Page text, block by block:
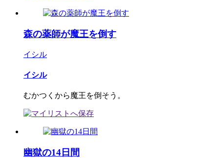
森の薬師が魔王を倒す
イシル
イシル
むかつくから魔王を倒そう。
幽獄の14日間